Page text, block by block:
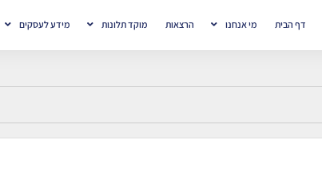
דף הבית מי אנחנו הרצאות מוקד תלונות מידע לעסקים